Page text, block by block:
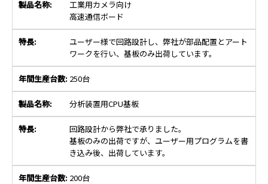
工業用カメラ向け
高速通信ボード
ユーザー様で回路設計し、弊社が部品配置とアート
ワークを行い、基板のみ出荷しています。
250台
分析装置用CPU基板
回路設計から弊社で承りました。
基板のみの出荷ですが、ユーザー用プログラムを書
き込み後、出荷しています。
200台